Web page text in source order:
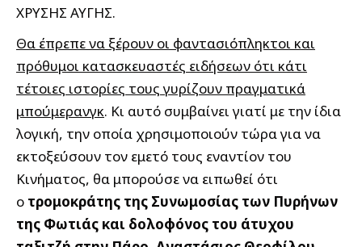
ΧΡΥΣΗΣ ΑΥΓΗΣ.
Θα έπρεπε να ξέρουν οι φαντασιόπληκτοι και
πρόθυμοι κατασκευαστές ειδήσεων ότι κάτι
τέτοιες ιστορίες τους γυρίζουν πραγματικά
μπούμερανγκ. Κι αυτό συμβαίνει γιατί με την ίδια
λογική, την οποία χρησιμοποιούν τώρα για να
εκτοξεύσουν τον εμετό τους εναντίον του
Κινήματος, θα μπορούσε να ειπωθεί ότι
ο τρομοκράτης της Συνωμοσίας των Πυρήνων
της Φωτιάς και δολοφόνος του άτυχου